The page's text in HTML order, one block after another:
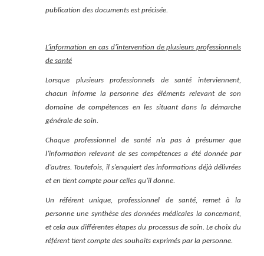
publication des documents est précisée.
L’information en cas d’intervention de plusieurs professionnels
de santé
Lorsque plusieurs professionnels de santé interviennent,
chacun informe la personne des éléments relevant de son
domaine de compétences en les situant dans la démarche
générale de soin.
Chaque professionnel de santé n’a pas à présumer que
l’information relevant de ses compétences a été donnée par
d’autres. Toutefois, il s’enquiert des informations déjà délivrées
et en tient compte pour celles qu’il donne.
Un référent unique, professionnel de santé, remet à la
personne une synthèse des données médicales la concernant,
et cela aux différentes étapes du processus de soin. Le choix du
référent tient compte des souhaits exprimés par la personne.